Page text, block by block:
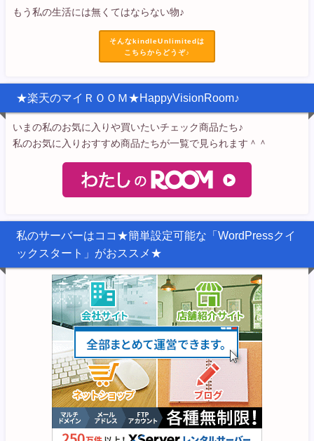
もう私の生活には無くてはならない物♪
そんなkindleUnlimitedは
こちらからどうぞ♪
★楽天のマイＲＯＯＭ★HappyVisionRoom♪
いまの私のお気に入りや買いたいチェック商品たち♪
私のお気に入りおすすめ商品たちが一覧で見られます＾＾
私のサーバーはココ★簡単設定可能な「WordPressクイ
ックスタート」がおススメ★